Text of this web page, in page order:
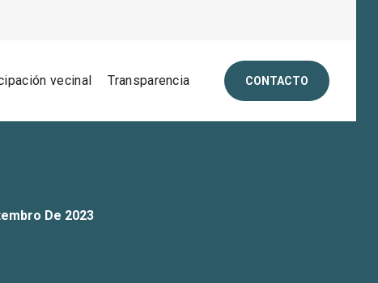
vecinal Transparencia CONTACTO
De 2023